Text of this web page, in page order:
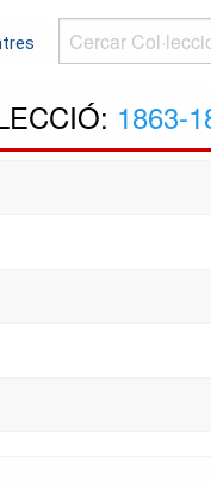
Cercar
Col·leccions...
1863-